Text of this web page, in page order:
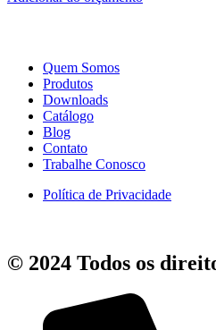
Quem Somos
Produtos
Downloads
Catálogo
Blog
Contato
Trabalhe Conosco
Política de Privacidade
© 2024 Todos os